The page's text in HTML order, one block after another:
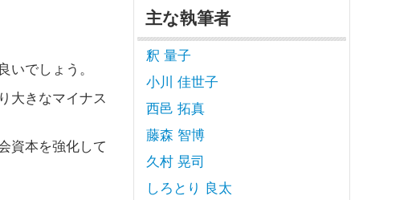
でしょう。
大きなマイナス
資本を強化して
主な執筆者
釈 量子
小川 佳世子
西邑 拓真
藤森 智博
久村 晃司
しろとり 良太